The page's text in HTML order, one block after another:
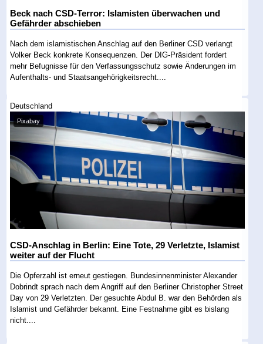
Beck nach CSD-Terror: Islamisten überwachen und
Gefährder abschieben
Nach dem islamistischen Anschlag auf den Berliner CSD verlangt
Volker Beck konkrete Konsequenzen. Der DIG-Präsident fordert
mehr Befugnisse für den Verfassungsschutz sowie Änderungen im
Aufenthalts- und Staatsangehörigkeitsrecht....
Deutschland
Pixabay
CSD-Anschlag in Berlin: Eine Tote, 29 Verletzte, Islamist
weiter auf der Flucht
Die Opferzahl ist erneut gestiegen. Bundesinnenminister Alexander
Dobrindt sprach nach dem Angriff auf den Berliner Christopher Street
Day von 29 Verletzten. Der gesuchte Abdul B. war den Behörden als
Islamist und Gefährder bekannt. Eine Festnahme gibt es bislang
nicht....